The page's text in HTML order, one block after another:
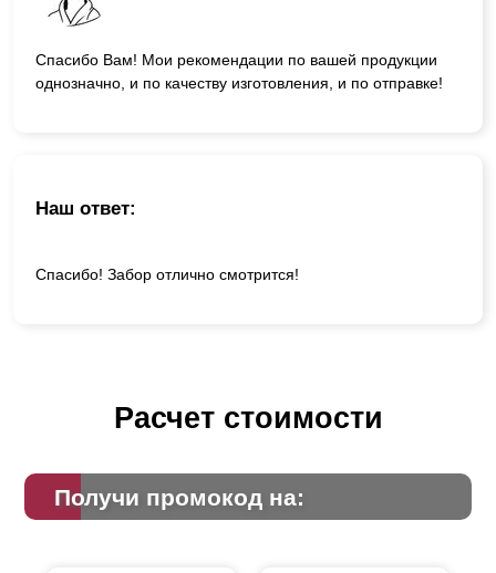
Спасибо Вам! Мои рекомендации по вашей продукции
однозначно, и по качеству изготовления, и по отправке!
Наш ответ:
Спасибо! Забор отлично смотрится!
Расчет стоимости
Получи промокод на: